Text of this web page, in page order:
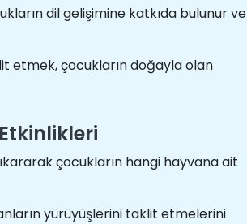
dil gelişimine katkıda bulunur ve
etmek, çocukların doğayla olan
çocukların hangi hayvana ait
yürüyüşlerini taklit etmelerini